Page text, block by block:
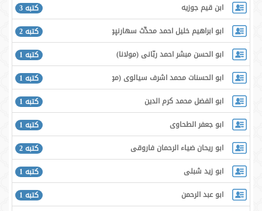
ابن قیم جوزیه
كتبه 3
ابو ابراهيم خليل احمد محدِّث سهارنپورى
كتبه 2
ابو الحسن مبشر احمد ربّانى (مولانا)
كتبه 1
ابو الحسنات محمد اشرف سيالوى (مولانا)
كتبه 1
ابو الفضل محمد كرم الدين
كتبه 1
ابو جعفر الطحاوى
كتبه 1
ابو ريحان ضياء الرحمان فاروقى
كتبه 2
ابو زيد شبلى
كتبه 1
ابو عبد الرحمن
كتبه 1